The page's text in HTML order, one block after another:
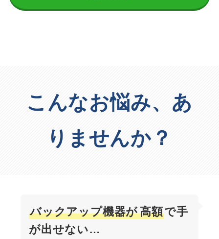
こんなお悩み、あ
りませんか？
バックアップ機器が高額で⼿
が出せない…